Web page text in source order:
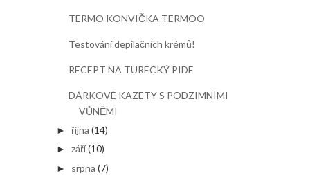
TERMO KONVIČKA TERMOO
Testování depilačních krémů!
RECEPT NA TURECKÝ PIDE
DÁRKOVÉ KAZETY S PODZIMNÍMI
VŮNĚMI
► října (14)
► září(10)
► srpna (7)